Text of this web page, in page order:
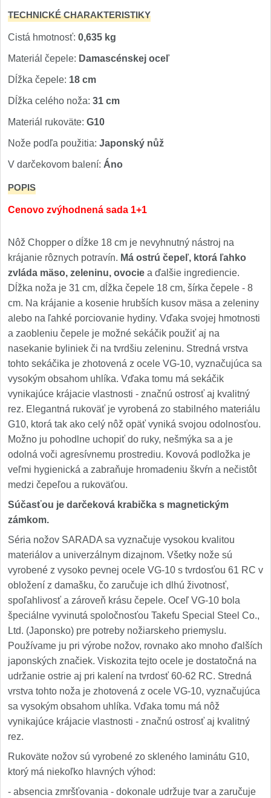
TECHNICKÉ CHARAKTERISTIKY
Cistá hmotnosť: 0,635 kg
Materiál čepele: Damascénskej oceľ
Dĺžka čepele: 18 cm
Dĺžka celého noža: 31 cm
Materiál rukoväte: G10
Nože podľa použitia: Japonský nůž
V darčekovom balení: Áno
POPIS
Cenovo zvýhodnená sada 1+1
Nôž Chopper o dĺžke 18 cm je nevyhnutný nástroj na
krájanie rôznych potravín. Má ostrú čepeľ, ktorá ľahko
zvláda mäso, zeleninu, ovocie a ďalšie ingrediencie.
Dĺžka noža je 31 cm, dĺžka čepele 18 cm, šírka čepele - 8
cm. Na krájanie a kosenie hrubších kusov mäsa a zeleniny
alebo na ľahké porciovanie hydiny. Vďaka svojej hmotnosti
a zaobleniu čepele je možné sekáčik použiť aj na
nasekanie byliniek či na tvrdšiu zeleninu. Stredná vrstva
tohto sekáčika je zhotovená z ocele VG-10, vyznačujúca sa
vysokým obsahom uhlíka. Vďaka tomu má sekáčik
vynikajúce krájacie vlastnosti - značnú ostrosť aj kvalitný
rez. Elegantná rukoväť je vyrobená zo stabilného materiálu
G10, ktorá tak ako celý nôž opäť vyniká svojou odolnosťou.
Možno ju pohodlne uchopiť do ruky, nešmýka sa a je
odolná voči agresívnemu prostrediu. Kovová podložka je
veľmi hygienická a zabraňuje hromadeniu škvŕn a nečistôt
medzi čepeľou a rukoväťou.
Súčasťou je darčeková krabička s magnetickým
zámkom.
Séria nožov SARADA sa vyznačuje vysokou kvalitou
materiálov a univerzálnym dizajnom. Všetky nože sú
vyrobené z vysoko pevnej ocele VG-10 s tvrdosťou 61 RC v
obložení z damašku, čo zaručuje ich dlhú životnosť,
spoľahlivosť a zároveň krásu čepele. Oceľ VG-10 bola
špeciálne vyvinutá spoločnosťou Takefu Special Steel Co.,
Ltd. (Japonsko) pre potreby nožiarskeho priemyslu.
Používame ju pri výrobe nožov, rovnako ako mnoho ďalších
japonských značiek. Viskozita tejto ocele je dostatočná na
udržanie ostrie aj pri kalení na tvrdosť 60-62 RC. Stredná
vrstva tohto noža je zhotovená z ocele VG-10, vyznačujúca
sa vysokým obsahom uhlíka. Vďaka tomu má nôž
vynikajúce krájacie vlastnosti - značnú ostrosť aj kvalitný
rez.
Rukoväte nožov sú vyrobené zo skleného laminátu G10,
ktorý má niekoľko hlavných výhod:
- absencia zmršťovania - dokonale udržuje tvar a zaručuje